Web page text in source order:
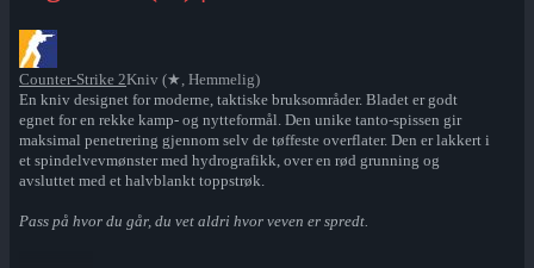
Counter-Strike 2Kniv (★, Hemmelig)
En kniv designet for moderne, taktiske bruksområder. Bladet er godt
egnet for en rekke kamp- og nytteformål. Den unike tanto-spissen gir
maksimal penetrering gjennom selv de tøffeste overflater. Den er lakkert i
et spindelvevmønster med hydrografikk, over en rød grunning og
avsluttet med et halvblankt toppstrøk.
Pass på hvor du går, du vet aldri hvor veven er spredt.